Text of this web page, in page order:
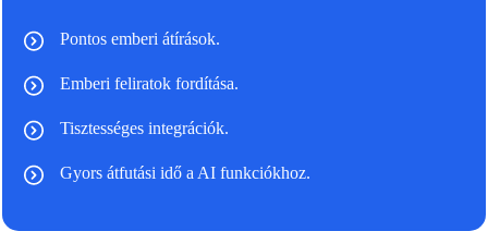
Pontos emberi átírások.
Emberi feliratok fordítása.
Tisztességes integrációk.
Gyors átfutási idő a AI funkciókhoz.